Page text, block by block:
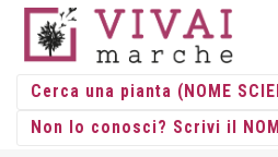
HOME/ALBERI /ALBERI VASO